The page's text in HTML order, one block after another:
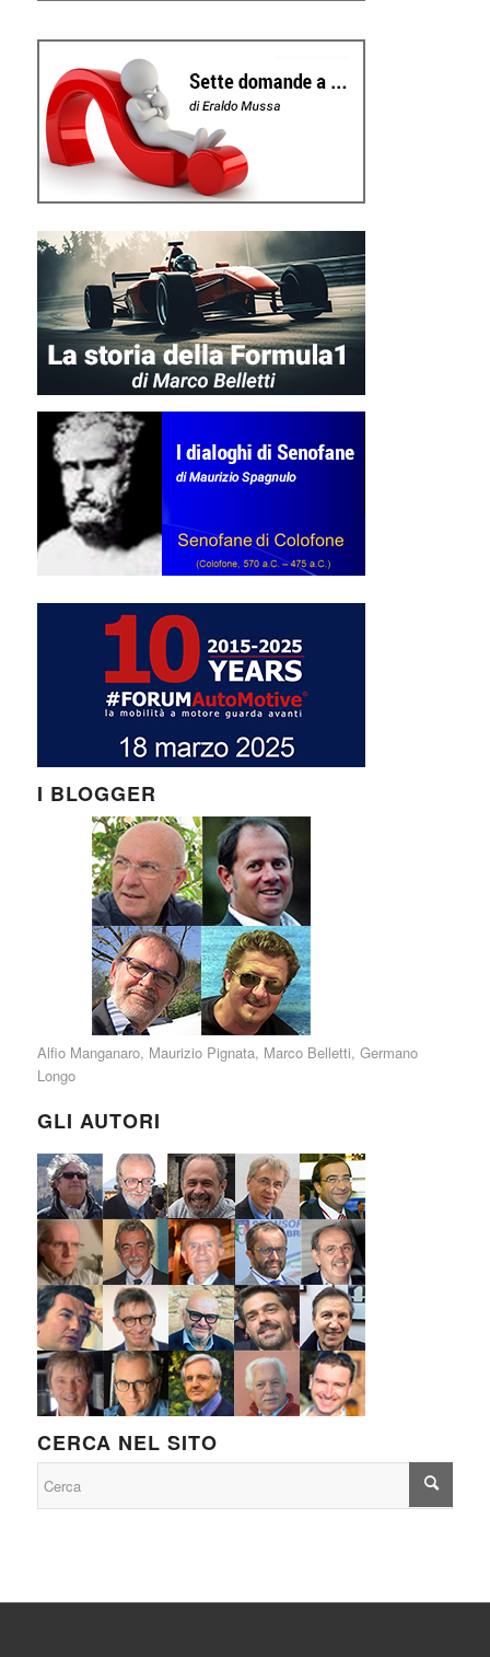
I BLOGGER
Alfio Manganaro, Maurizio Pignata, Marco Belletti, Germano
Longo
GLI AUTORI
CERCA NEL SITO